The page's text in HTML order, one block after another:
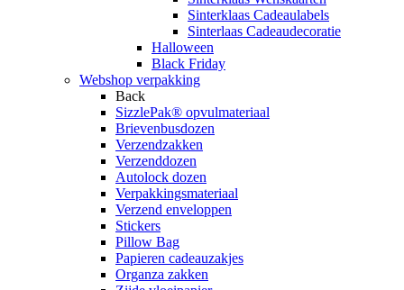
Sinterklaas Cadeaulabels
Sinterlaas Cadeaudecoratie
Halloween
Black Friday
Webshop verpakking
Back
SizzlePak® opvulmateriaal
Brievenbusdozen
Verzendzakken
Verzenddozen
Autolock dozen
Verpakkingsmateriaal
Verzend enveloppen
Stickers
Pillow Bag
Papieren cadeauzakjes
Organza zakken